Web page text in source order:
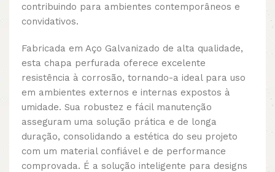
contribuindo para ambientes contemporâneos e
convidativos.
Fabricada em Aço Galvanizado de alta qualidade,
esta chapa perfurada oferece excelente
resistência à corrosão, tornando-a ideal para uso
em ambientes externos e internas expostos à
umidade. Sua robustez e fácil manutenção
asseguram uma solução prática e de longa
duração, consolidando a estética do seu projeto
com um material confiável e de performance
comprovada. É a solução inteligente para designs